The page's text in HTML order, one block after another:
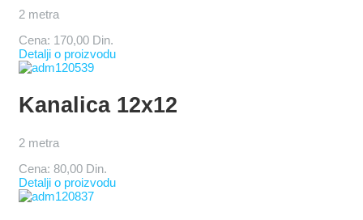
2 metra
Cena: 170,00 Din.
Detalji o proizvodu
Kanalica 12x12
2 metra
Cena: 80,00 Din.
Detalji o proizvodu